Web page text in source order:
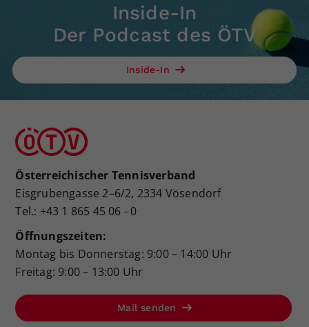
Inside-In
Der Podcast des ÖTV
Inside-In
Österreichischer Tennisverband
Eisgrubengasse 2–6/2, 2334 Vösendorf
Tel.: +43 1 865 45 06 - 0
Öffnungszeiten:
Montag bis Donnerstag: 9:00 – 14:00 Uhr
Freitag: 9:00 – 13:00 Uhr
Mail senden